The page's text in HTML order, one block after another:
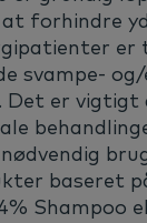
forhindre
er
svampe-
Det er
baseret
Shampoo